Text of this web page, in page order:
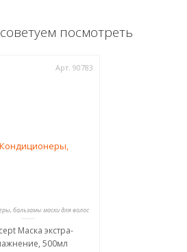
посмотреть
Арт. 90783
бальзамы маски для волос
Маска экстра-
500мл